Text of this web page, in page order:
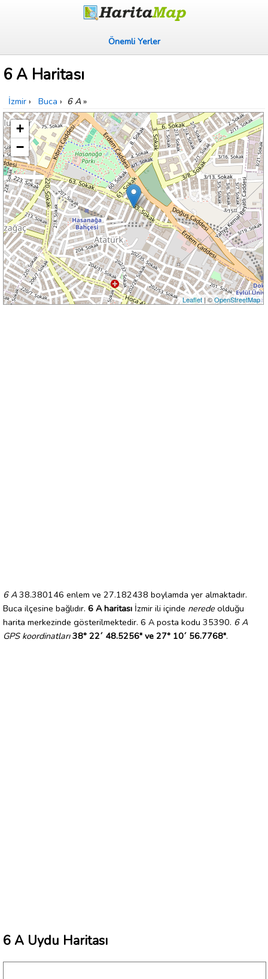
Önemli Yerler
6 A Haritası
İzmir › Buca › 6 A »
+
−
Leaflet| ©OpenStreetMap
6 A 38.380146 enlem ve 27.182438 boylamda yer almaktadır.
Buca ilçesine bağlıdır. 6 A haritası İzmir ili içinde nerede olduğu
harita merkezinde gösterilmektedir. 6 A posta kodu 35390. 6 A
GPS koordinatları 38° 22´ 48.5256" ve 27° 10´ 56.7768".
6 A Uydu Haritası